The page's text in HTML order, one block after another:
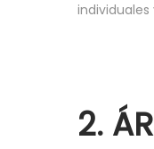
2.